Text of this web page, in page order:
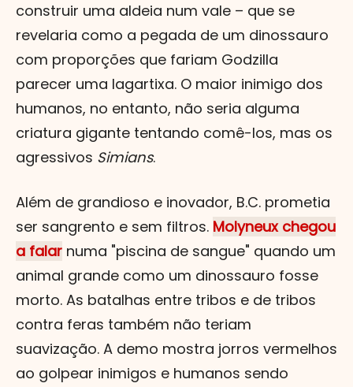
construir uma aldeia num vale – que se
revelaria como a pegada de um dinossauro
com proporções que fariam Godzilla
parecer uma lagartixa. O maior inimigo dos
humanos, no entanto, não seria alguma
criatura gigante tentando comê-los, mas os
agressivos Simians.
Além de grandioso e inovador, B.C. prometia
ser sangrento e sem filtros. Molyneux chegou
a falar numa "piscina de sangue" quando um
animal grande como um dinossauro fosse
morto. As batalhas entre tribos e de tribos
contra feras também não teriam
suavização. A demo mostra jorros vermelhos
ao golpear inimigos e humanos sendo